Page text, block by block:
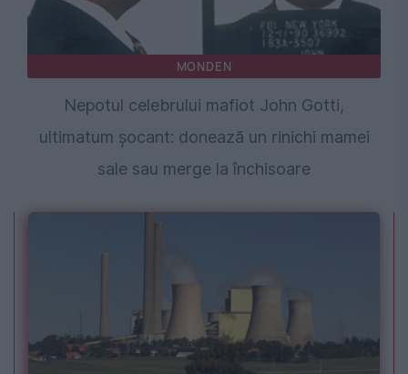
MONDEN
Nepotul celebrului mafiot John Gotti,
ultimatum șocant: donează un rinichi mamei
sale sau merge la închisoare